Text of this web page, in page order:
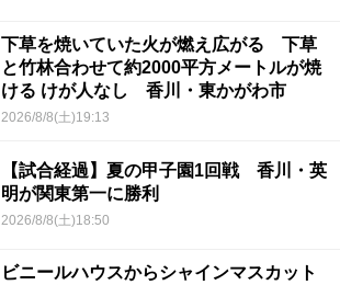
下草を焼いていた火が燃え広がる 下草
と竹林合わせて約2000平方メートルが焼
ける けが人なし 香川・東かがわ市
2026/8/8(土)19:13
【試合経過】夏の甲子園1回戦 香川・英
明が関東第一に勝利
2026/8/8(土)18:50
ビニールハウスからシャインマスカット